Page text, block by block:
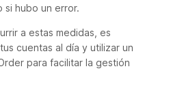
hubo un error.
a estas medidas, es
cuentas al día y utilizar un
para facilitar la gestión